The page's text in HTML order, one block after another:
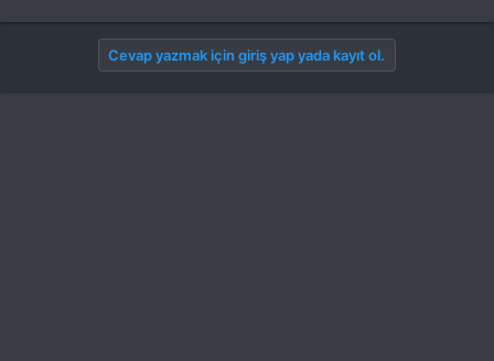
Cevap yazmak için giriş yap yada kayıt ol.